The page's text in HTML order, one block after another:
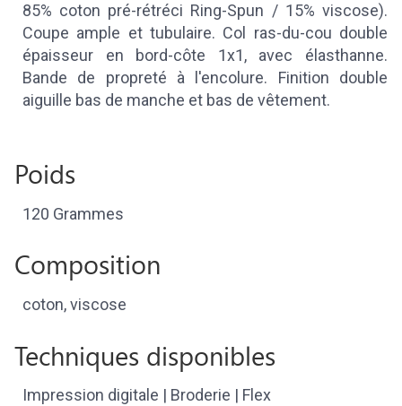
85% coton pré-rétréci Ring-Spun / 15% viscose).
Coupe ample et tubulaire. Col ras-du-cou double
épaisseur en bord-côte 1x1, avec élasthanne.
Bande de propreté à l'encolure. Finition double
aiguille bas de manche et bas de vêtement.
Poids
120 Grammes
Composition
coton, viscose
Techniques disponibles
Impression digitale | Broderie | Flex